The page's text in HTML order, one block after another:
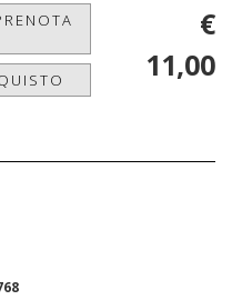
€
11,00